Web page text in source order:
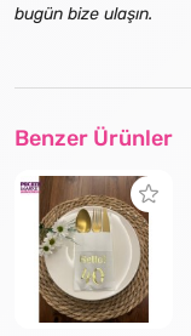
bugün bize ulaşın.
Benzer Ürünler